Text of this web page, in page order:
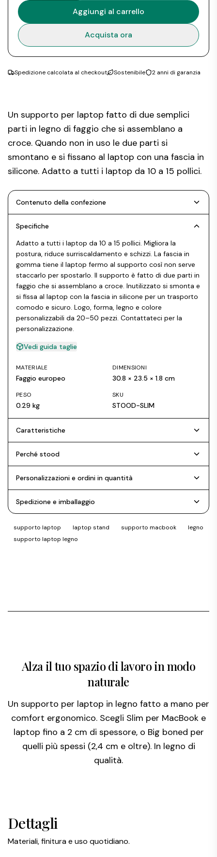
Aggiungi al carrello
Acquista ora
Spedizione calcolata al checkout Sostenibile 2 anni di garanzia
Un supporto per laptop fatto di due semplici
parti in legno di faggio che si assemblano a
croce. Quando non in uso le due parti si
smontano e si fissano al laptop con una fascia in
silicone. Adatto a tutti i laptop da 10 a 15 pollici.
Contenuto della confezione
Specifiche
Adatto a tutti i laptop da 10 a 15 pollici. Migliora la
postura, riduce surriscaldamento e schizzi. La fascia in
gomma tiene il laptop fermo al supporto così non serve
staccarlo per spostarlo. Il supporto è fatto di due parti in
faggio che si assemblano a croce. Inutilizzato si smonta e
si fissa al laptop con la fascia in silicone per un trasporto
comodo e sicuro. Logo, forma, legno e colore
personalizzabili da 20–50 pezzi. Contattateci per la
personalizzazione.
Vedi guida taglie
MATERIALE
Faggio europeo
DIMENSIONI
30.8 × 23.5 × 1.8 cm
PESO
0.29 kg
SKU
STOOD-SLIM
Caratteristiche
Perché stood
Personalizzazioni e ordini in quantità
Spedizione e imballaggio
supporto laptop laptop stand supporto macbook
legno
supporto laptop legno
Alza il tuo spazio di lavoro in modo
naturale
Un supporto per laptop in legno fatto a mano per
comfort ergonomico. Scegli Slim per MacBook e
laptop fino a 2 cm di spessore, o Big boned per
quelli più spessi (2,4 cm e oltre). In legno di
qualità.
Dettagli
Materiali, finitura e uso quotidiano.